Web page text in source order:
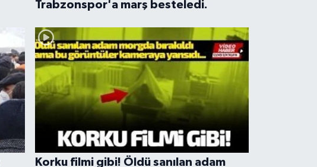
Trabzonspor'a marş besteledi.
Korku filmi gibi! Öldü sanılan adam